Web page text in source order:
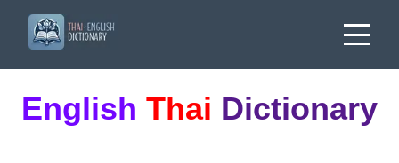
English Thai Dictionary